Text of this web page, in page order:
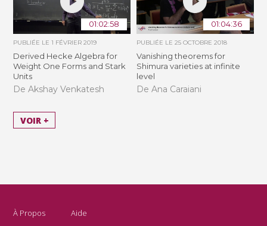
01:02:58
PUBLIÉE LE1 FÉVRIER 2019
Derived Hecke Algebra for
Weight One Forms and Stark
Units
De Akshay Venkatesh
01:04:36
PUBLIÉE LE 25 OCTOBRE 2018
Vanishing theorems for
Shimura varieties at infinite
level
De Ana Caraiani
VOIR +
À Propos
Aide